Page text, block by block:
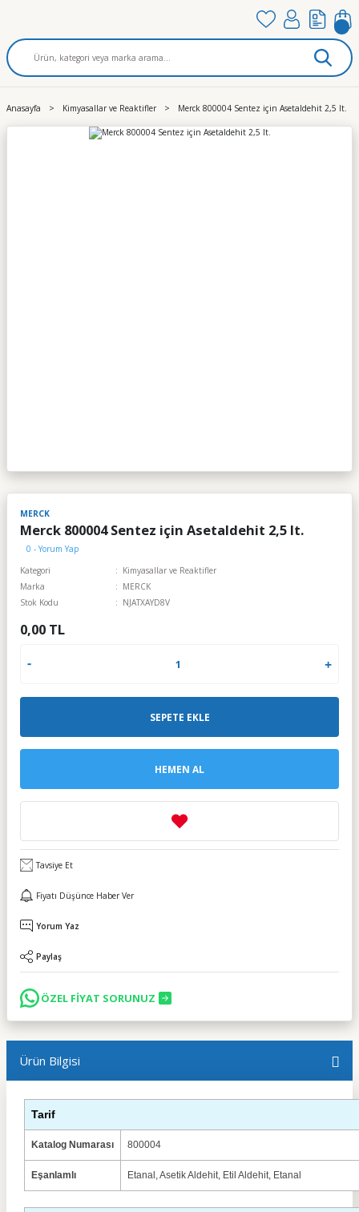
Anasayfa Kimyasallar ve Reaktifler Merck 800004 Sentez için Asetaldehit 2,5 lt.
MERCK
Merck 800004 Sentez için Asetaldehit 2,5 lt.
0 - Yorum Yap
Kategori
Kimyasallar ve Reaktifler
Marka
MERCK
Stok Kodu
NJATXAYD8V
0,00 TL
SEPETE EKLE
HEMEN AL
Tavsiye Et
Fiyatı Düşünce Haber Ver
Yorum Yaz
Paylaş
ÖZEL FİYAT SORUNUZ
Ürün Bilgisi
Tarif
Katalog Numarası 800004
Eşanlamlı Etanal, Asetik Aldehit, Etil Aldehit, Etanal